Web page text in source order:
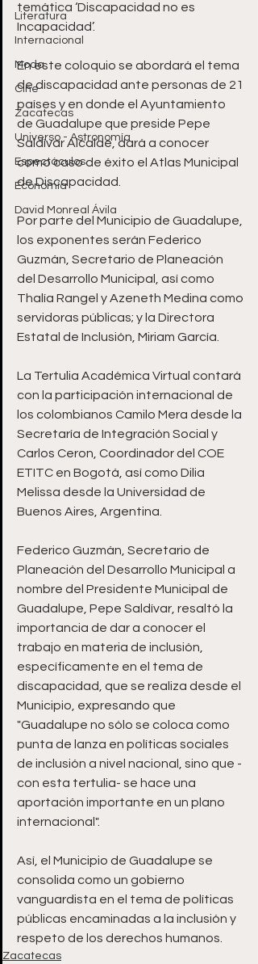
Literatura
Internacional
Moda
Cine
Zacatecas
Universo - Astronomía
Espectáculos
Economía
David Monreal Ávila
temática ‘Discapacidad no es
Incapacidad’.
En este coloquio se abordará el tema
de discapacidad ante personas de 21
países y en donde el Ayuntamiento
de Guadalupe que preside Pepe
Saldívar Alcalde, dará a conocer
como caso de éxito el Atlas Municipal
de Discapacidad.
Por parte del Municipio de Guadalupe,
los exponentes serán Federico
Guzmán, Secretario de Planeación
del Desarrollo Municipal, así como
Thalía Rangel y Azeneth Medina como
servidoras públicas; y la Directora
Estatal de Inclusión, Miriam García.
La Tertulia Académica Virtual contará
con la participación internacional de
los colombianos Camilo Mera desde la
Secretaría de Integración Social y
Carlos Ceron, Coordinador del COE
ETITC en Bogotá, así como Dilia
Melissa desde la Universidad de
Buenos Aires, Argentina.
Federico Guzmán, Secretario de
Planeación del Desarrollo Municipal a
nombre del Presidente Municipal de
Guadalupe, Pepe Saldívar, resaltó la
importancia de dar a conocer el
trabajo en materia de inclusión,
específicamente en el tema de
discapacidad, que se realiza desde el
Municipio, expresando que
"Guadalupe no sólo se coloca como
punta de lanza en políticas sociales
de inclusión a nivel nacional, sino que -
con esta tertulia- se hace una
aportación importante en un plano
internacional".
Así, el Municipio de Guadalupe se
consolida como un gobierno
vanguardista en el tema de políticas
públicas encaminadas a la inclusión y
respeto de los derechos humanos.
Zacatecas